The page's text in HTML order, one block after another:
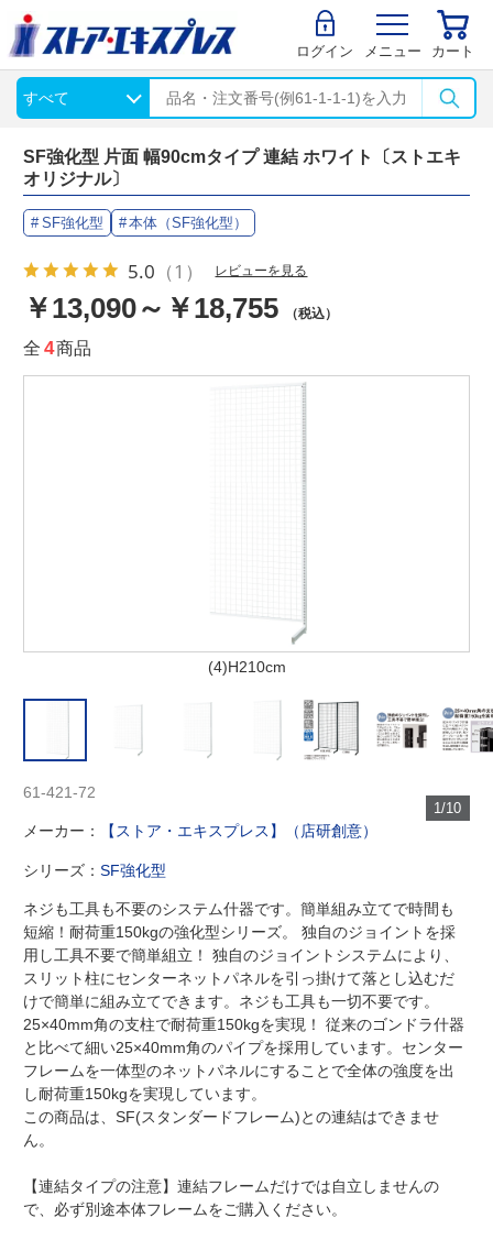
ログイン メニュー カート
SF強化型 片面 幅90cmタイプ 連結 ホワイト〔ストエキ
オリジナル〕
SF強化型 本体（SF強化型）
5.0 （1） レビューを見る
￥13,090～￥18,755 （税込）
全 4商品
(4)H210cm
1/10
61-421-72
メーカー： 【ストア・エキスプレス】（店研創意）
シリーズ：SF強化型
ネジも工具も不要のシステム什器です。簡単組み立てで時間も
短縮！耐荷重150kgの強化型シリーズ。 独自のジョイントを採
用し工具不要で簡単組立！ 独自のジョイントシステムにより、
スリット柱にセンターネットパネルを引っ掛けて落とし込むだ
けで簡単に組み立てできます。ネジも工具も一切不要です。
25×40mm角の支柱で耐荷重150kgを実現！ 従来のゴンドラ什器
と比べて細い25×40mm角のパイプを採用しています。センター
フレームを一体型のネットパネルにすることで全体の強度を出
し耐荷重150kgを実現しています。
この商品は、SF(スタンダードフレーム)との連結はできませ
ん。
【連結タイプの注意】連結フレームだけでは自立しませんの
で、必ず別途本体フレームをご購入ください。